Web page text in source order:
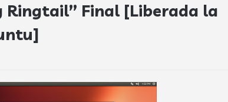
Ringtail” Final [Liberada la